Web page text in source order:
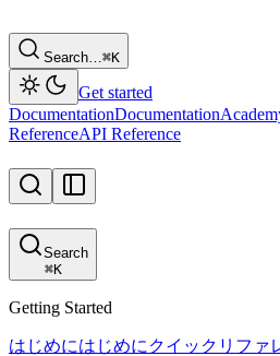
Search…⌘K
Get started
DocumentationDocumentation
ReferenceAPI Reference
Search
⌘K
Getting Started
はじめにはじめに クイックリファ